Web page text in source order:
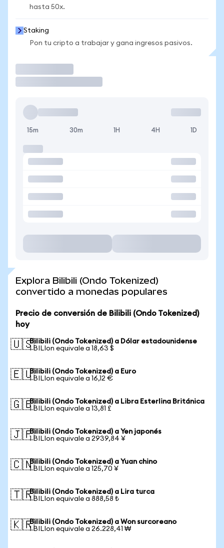
hasta 50x.
Staking
Pon tu cripto a trabajar y gana ingresos pasivos.
15m 30m 1H 4H 1D
Explora Bilibili (Ondo Tokenized)
convertido a monedas populares
Precio de conversión de Bilibili (Ondo Tokenized)
hoy
🇺🇸Bilibili (Ondo Tokenized) a Dólar estadounidense
1 BILIon equivale a 18,63 $
🇪🇺Bilibili (Ondo Tokenized) a Euro
1 BILIon equivale a 16,12 €
🇬🇧Bilibili (Ondo Tokenized) a Libra Esterlina Británica
1 BILIon equivale a 13,81 £
🇯🇵Bilibili (Ondo Tokenized) a Yen japonés
1 BILIon equivale a 2939,84 ¥
🇨🇳Bilibili (Ondo Tokenized) a Yuan chino
1 BILIon equivale a 125,70 ¥
🇹🇷Bilibili (Ondo Tokenized) a Lira turca
1 BILIon equivale a 888,58 ₺
🇰🇷Bilibili (Ondo Tokenized) a Won surcoreano
1 BILIon equivale a 26.228,41 ₩